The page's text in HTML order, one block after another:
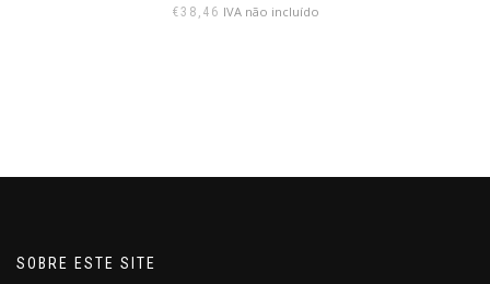
€38,46 IVA não incluído
SOBRE ESTE SITE